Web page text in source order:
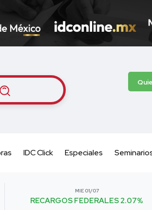
IDC Click Especiales
MIE 01/07
RECARGOS FEDERALES 2.07%